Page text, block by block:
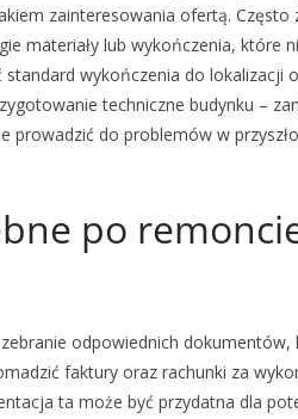
zainteresowania ofertą. Często
materiały lub wykończenia, które
wykończenia do lokalizacji
techniczne budynku –
prowadzić do problemów w
po
odpowiednich dokumentów,
faktury oraz rachunki za
ta może być przydatna dla